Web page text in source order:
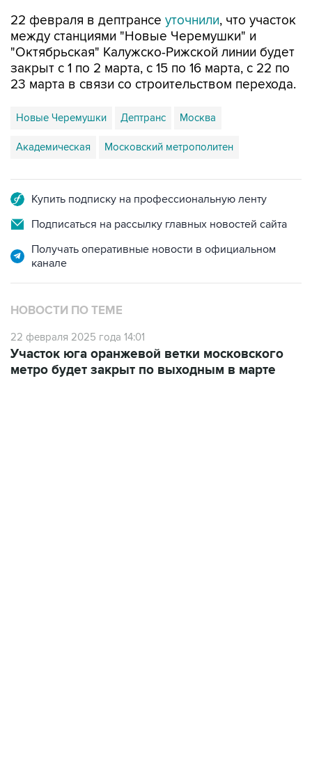
22 февраля в дептрансе уточнили, что участок
между станциями "Новые Черемушки" и
"Октябрьская" Калужско-Рижской линии будет
закрыт с 1 по 2 марта, с 15 по 16 марта, с 22 по
23 марта в связи со строительством перехода.
Новые Черемушки Дептранс Москва
Академическая Московский метрополитен
Купить подписку на профессиональную ленту
Подписаться на рассылку главных новостей сайта
Получать оперативные новости в официальном
канале
НОВОСТИ ПО ТЕМЕ
22 февраля 2025 года 14:01
Участок юга оранжевой ветки московского
метро будет закрыт по выходным в марте